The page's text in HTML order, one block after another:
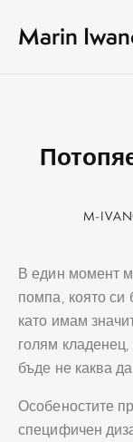
Marin
M-
В един момент
помпа, която си
като имам
голям
бъде не каква
Особеностите
специфичен